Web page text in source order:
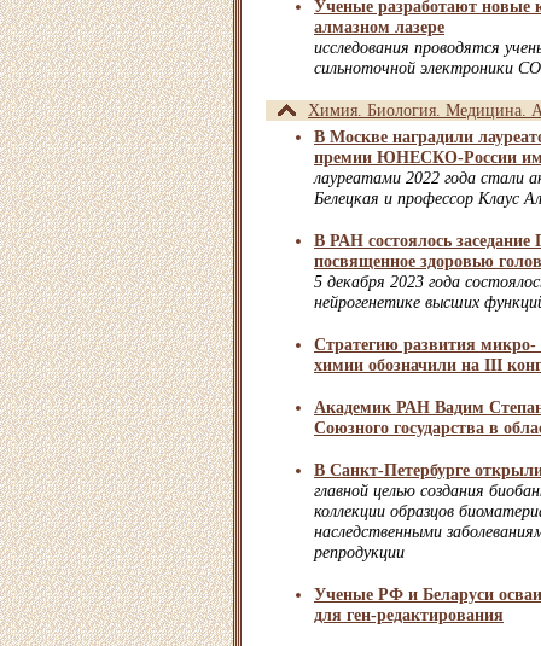
Ученые разработают новые
алмазном лазере
исследования проводятся
сильноточной электроники
Химия. Биология. Медицина.
В Москве наградили
премии ЮНЕСКО-России
лауреатами 2022 года стали
Белецкая и профессор Клаус
В РАН состоялось заседание
посвященное здоровью
5 декабря 2023 года
нейрогенетике высших
Стратегию развития
химии обозначили на III
Академик РАН Вадим
Союзного государства в
В Санкт-Петербурге
главной целью создания
коллекции образцов
наследственными
репродукции
Ученые РФ и Беларуси
для ген-редактирования